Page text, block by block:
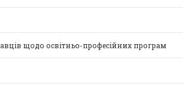
щодо освітньо-професійних програм